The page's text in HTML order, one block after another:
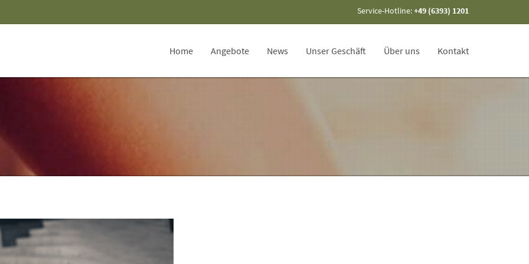
Service-Hotline:+49 (6393) 1201
Home Angebote News Unser Geschäft Über uns Kontakt